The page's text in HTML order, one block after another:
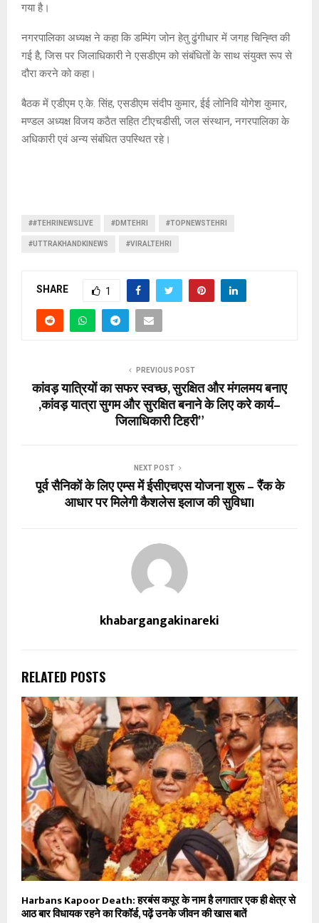
गया है।
नगरपालिका अध्यक्ष ने कहा कि डम्पिंग जोन हेतु ढुंगीधार में जगह चिन्ह्ति की
गई है, जिस पर जिलाधिकारी ने एसडीएम को संबंधितों के साथ संयुक्त रूप से
दौरा करने को कहा।
बैठक में एडीएम ए.के. सिंह, एसडीएम संदीप कुमार, ईई लोनिवि योगेश कुमार,
मण्डल अध्यक्ष विजय कठैत सहित टीएचडीसी, जल संस्थान, नगरपालिका के
अधिकारी एवं अन्य संबंधित उपस्थित रहे।
##TEHRINEWSLIVE #DMTEHRI #TOPNEWSTEHRI
#UTTRAKHANDKINEWS #VIRALTEHRI
SHARE 1
PREVIOUS POST
कांवड़ यात्रियों का सफर स्वच्छ, सुरक्षित और मंगलमय बनाए
,कांवड़ यात्रा सुगम और सुरक्षित बनाने के लिए करे कार्य–
जिलाधिकारी टिहरी”
NEXT POST
पूर्व सैनिकों के लिए एम्स में ईसीएचएस योजना शुरू – रैंक के
आधार पर मिलेगी कैशलेस इलाज की सुविधा।
khabargangakinareki
RELATED POSTS
Harbans Kapoor Death: हरबंस कपूर के नाम है लगातार एक ही क्षेत्र से
आठ बार विधायक रहने का रिकॉर्ड, पढ़ें उनके जीवन की खास बातें